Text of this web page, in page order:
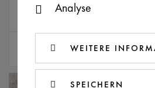
Farbe
Boden / Wandfliese
Analyse
WEITERE
SPEICHERN